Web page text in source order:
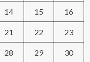
14 15 16
21 22 23
28 29 30